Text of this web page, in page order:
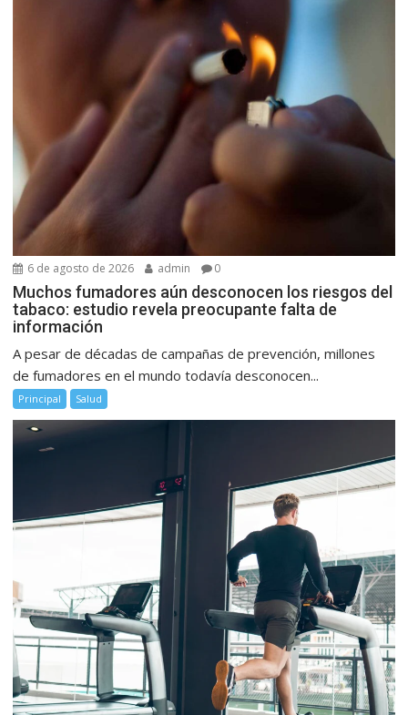
6 de agosto de 2026 admin 0
Muchos fumadores aún desconocen los riesgos del
tabaco: estudio revela preocupante falta de
información
A pesar de décadas de campañas de prevención, millones
de fumadores en el mundo todavía desconocen...
Principal Salud